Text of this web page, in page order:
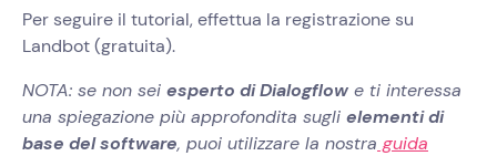
Per seguire il tutorial, effettua la registrazione su
Landbot (gratuita).
NOTA: se non sei esperto di Dialogflow e ti interessa
una spiegazione più approfondita sugli elementi di
base del software, puoi utilizzare la nostra guida